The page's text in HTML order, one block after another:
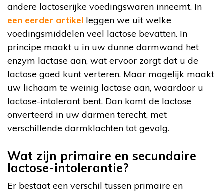
andere lactoserijke voedingswaren inneemt. In
een eerder artikel leggen we uit welke
voedingsmiddelen veel lactose bevatten. In
principe maakt u in uw dunne darmwand het
enzym lactase aan, wat ervoor zorgt dat u de
lactose goed kunt verteren. Maar mogelijk maakt
uw lichaam te weinig lactase aan, waardoor u
lactose-intolerant bent. Dan komt de lactose
onverteerd in uw darmen terecht, met
verschillende darmklachten tot gevolg.
Wat zijn primaire en secundaire
lactose-intolerantie?
Er bestaat een verschil tussen primaire en